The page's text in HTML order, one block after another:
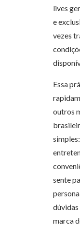
lives
e
vezes
Essa
outros
sente
marca